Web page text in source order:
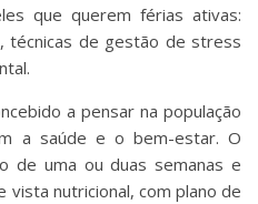
que querem férias ativas:
técnicas de gestão de stress
a pensar na população
a saúde e o bem-estar. O
de uma ou duas semanas e
vista nutricional, com plano de